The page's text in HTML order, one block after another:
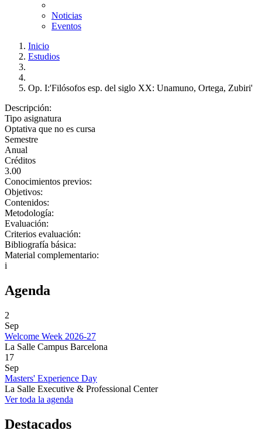
Noticias
Eventos
Inicio
Estudios
Op. I:'Filósofos esp. del siglo XX: Unamuno, Ortega, Zubiri'
Descripción:
Tipo asignatura
Optativa que no es cursa
Semestre
Anual
Créditos
3.00
Conocimientos previos:
Objetivos:
Contenidos:
Metodología:
Evaluación:
Criterios evaluación:
Bibliografía básica:
Material complementario:
i
Agenda
2
Sep
Welcome Week 2026-27
La Salle Campus Barcelona
17
Sep
Masters' Experience Day
La Salle Executive & Professional Center
Ver toda la agenda
Destacados